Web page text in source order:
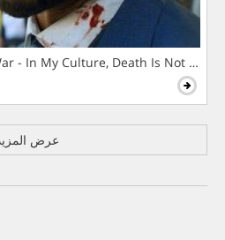
- In My Culture, Death Is Not The
عرض